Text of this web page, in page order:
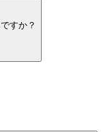
すか？